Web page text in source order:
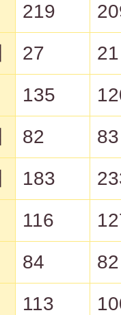
219
27
21
135
82
83
183
116
84
82
113